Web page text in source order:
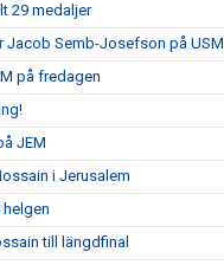
29 medaljer
Jacob Semb-Josefson på USM
på fredagen
JEM
i Jerusalem
till längdfinal